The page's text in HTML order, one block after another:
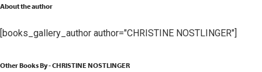
About the author
[books_gallery_author author="CHRISTINE NOSTLINGER"]
Other Books By - CHRISTINE NOSTLINGER